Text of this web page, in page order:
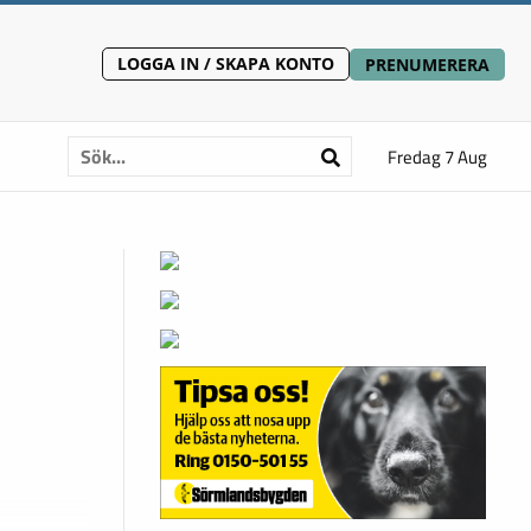
LOGGA IN / SKAPA KONTO PRENUMERERA
Fredag 7 Aug